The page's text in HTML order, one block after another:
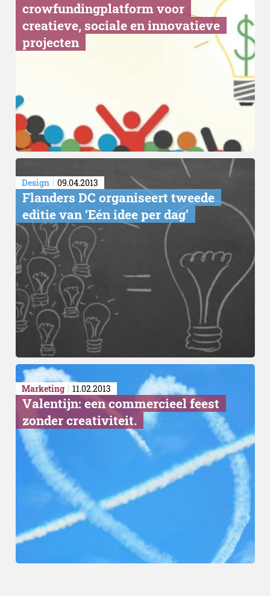
crowfundingplatform voor
creatieve, sociale en innovatieve
projecten
Design 09.04.2013
Flanders DC organiseert tweede
editie van ‘Eén idee per dag’
Marketing 11.02.2013
Valentijn: een commercieel feest
zonder creativiteit.